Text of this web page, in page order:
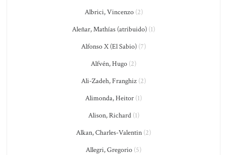
Albrici, Vincenzo(2)
Aleñar, Mathías (atribuido) (1)
Alfonso X (El Sabio) (7)
Alfvén, Hugo (2)
Ali-Zadeh, Franghiz (2)
Alimonda, Heitor (1)
Alison, Richard(1)
Alkan, Charles-Valentin (2)
Allegri, Gregorio (5)